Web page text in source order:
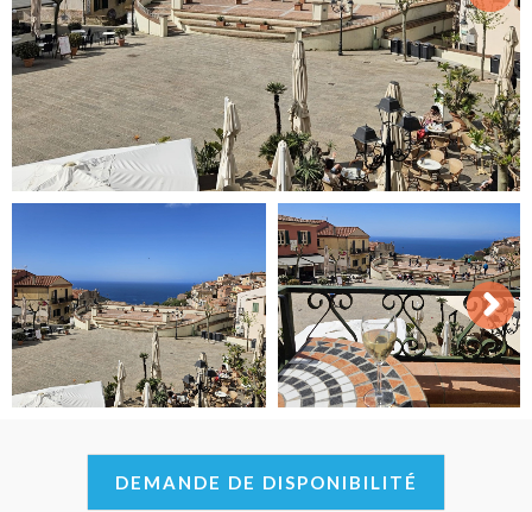
Next
Next
DEMANDE DE DISPONIBILITÉ